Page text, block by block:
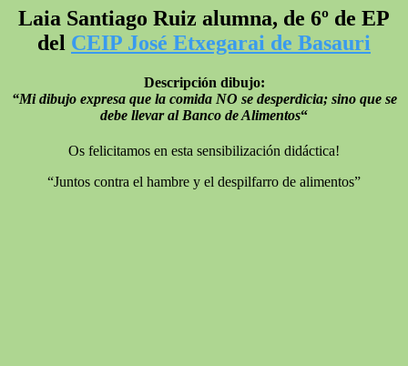
Laia Santiago Ruiz alumna, de 6º de EP
del CEIP José Etxegarai de Basauri
Descripción dibujo:
“Mi dibujo expresa que la comida NO se desperdicia; sino que se
debe llevar al Banco de Alimentos“
Os felicitamos en esta sensibilización didáctica!
“Juntos contra el hambre y el despilfarro de alimentos”